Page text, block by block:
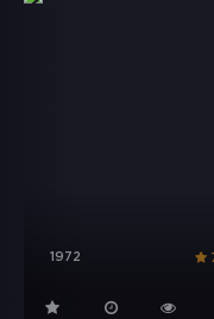
1972